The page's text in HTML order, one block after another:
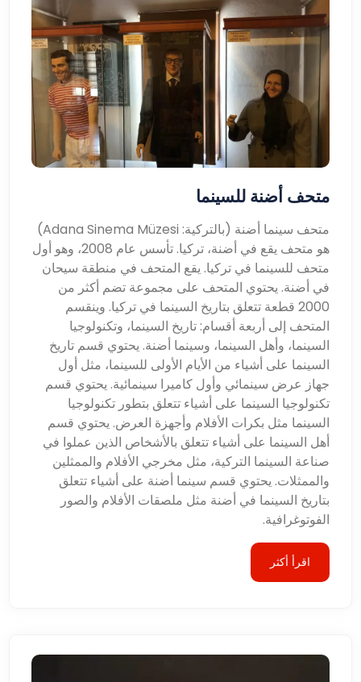
متحف أضنة للسينما
متحف سينما أضنة (بالتركية: Adana Sinema Müzesi)
هو متحف يقع في أضنة، تركيا. تأسس عام 2008، وهو أول
متحف للسينما في تركيا. يقع المتحف في منطقة سيحان
في أضنة. يحتوي المتحف على مجموعة تضم أكثر من
2000 قطعة تتعلق بتاريخ السينما في تركيا. وينقسم
المتحف إلى أربعة أقسام: تاريخ السينما، وتكنولوجيا
السينما، وأهل السينما، وسينما أضنة. يحتوي قسم تاريخ
السينما على أشياء من الأيام الأولى للسينما، مثل أول
جهاز عرض سينمائي وأول كاميرا سينمائية. يحتوي قسم
تكنولوجيا السينما على أشياء تتعلق بتطور تكنولوجيا
السينما مثل بكرات الأفلام وأجهزة العرض. يحتوي قسم
أهل السينما على أشياء تتعلق بالأشخاص الذين عملوا في
صناعة السينما التركية، مثل مخرجي الأفلام والممثلين
والممثلات. يحتوي قسم سينما أضنة على أشياء تتعلق
بتاريخ السينما في أضنة مثل ملصقات الأفلام والصور
الفوتوغرافية.
اقرأ أكثر